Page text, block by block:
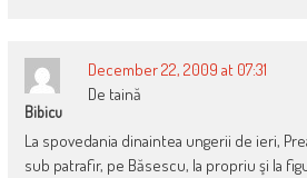
Bibicu
December 22, 2009 at 07:31
De taină
La spovedania dinaintea ungerii de ieri,
sub patrafir, pe Băsescu, la propriu şi la